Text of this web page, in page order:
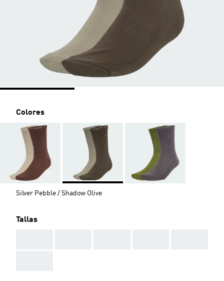
Colores
Silver Pebble / Shadow Olive
Tallas